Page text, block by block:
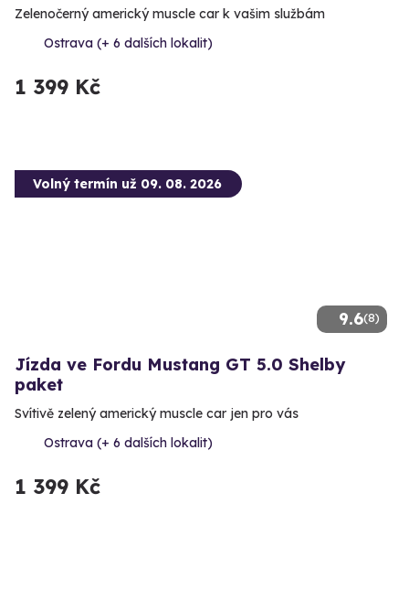
Zelenočerný americký muscle car k vašim službám
Ostrava (+ 6 dalších lokalit)
1 399 Kč
9.6(8)
Volný termín už 09. 08. 2026
Jízda ve Fordu Mustang GT 5.0 Shelby
paket
Svítivě zelený americký muscle car jen pro vás
Ostrava (+ 6 dalších lokalit)
1 399 Kč